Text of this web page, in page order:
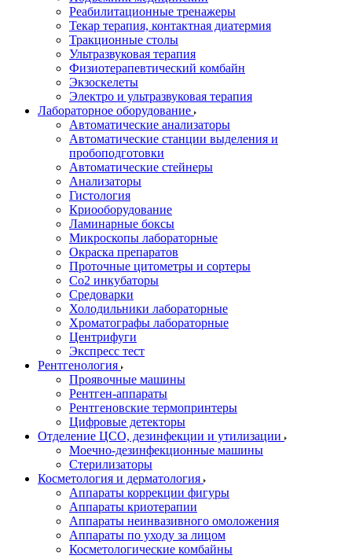
Реабилитационные тренажеры
Текар терапия, контактная диатермия
Тракционные столы
Ультразвуковая терапия
Физиотерапевтический комбайн
Экзоскелеты
Электро и ультразвуковая терапия
Лабораторное оборудование
Автоматические анализаторы
Автоматические станции выделения и
пробоподготовки
Автоматические стейнеры
Анализаторы
Гистология
Криооборудование
Ламинарные боксы
Микроскопы лабораторные
Окраска препаратов
Проточные цитометры и сортеры
Со2 инкубаторы
Средоварки
Холодильники лабораторные
Хроматографы лабораторные
Центрифуги
Экспресс тест
Рентгенология
Проявочные машины
Рентген-аппараты
Рентгеновские термопринтеры
Цифровые детекторы
Отделение ЦСО, дезинфекции и утилизации
Моечно-дезинфекционные машины
Стерилизаторы
Косметология и дерматология
Аппараты коррекции фигуры
Аппараты криотерапии
Аппараты неинвазивного омоложения
Аппараты по уходу за лицом
Косметологические комбайны